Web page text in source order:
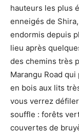
hauteurs les plus
enneigés de
endormis depuis
lieu après
des chemins très
Marangu Road
en bois aux lits
vous verrez
souffle : forêts
couvertes de